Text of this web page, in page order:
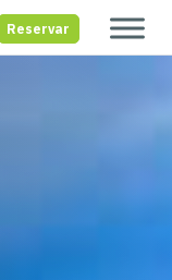
Reservar